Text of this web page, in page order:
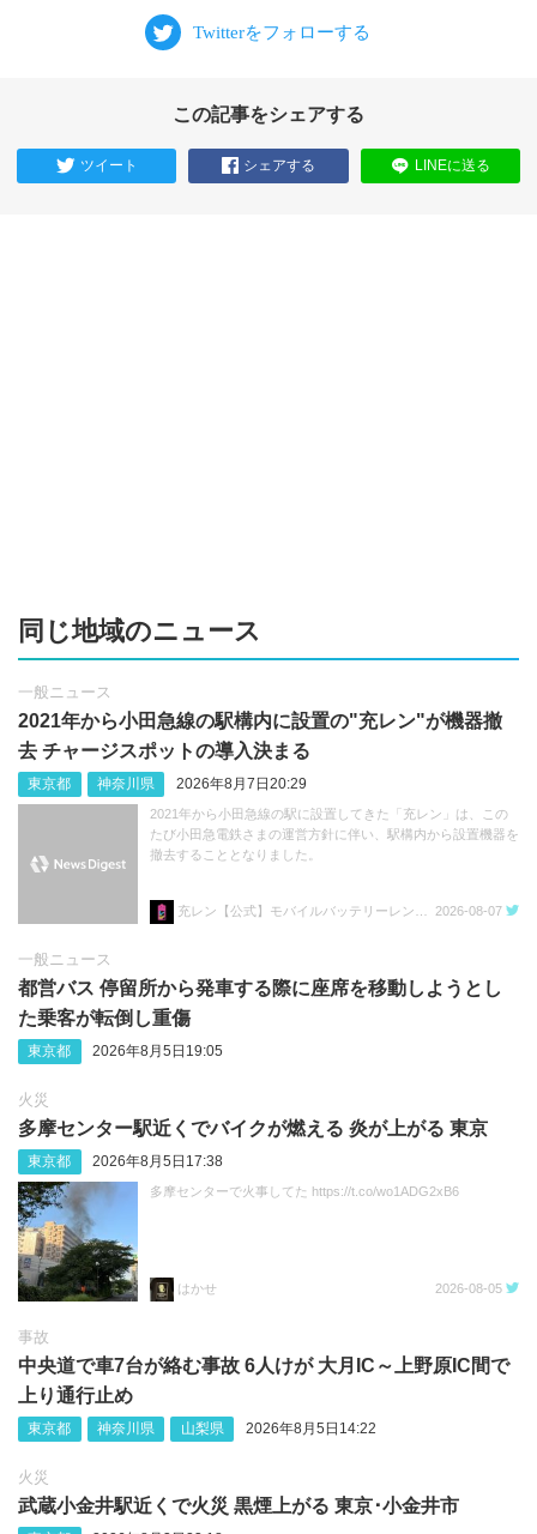
この記事をシェアする
ツイート シェアする LINEに送る
同じ地域のニュース
一般ニュース
2021年から小田急線の駅構内に設置の"充レン"が機器撤
去 チャージスポットの導入決まる
東京都 神奈川県 2026年8月7日20:29
2021年から小田急線の駅に設置してきた「充レン」は、この
たび小田急電鉄さまの運営方針に伴い、駅構内から設置機器を
撤去することとなりました。
2026-08-07
一般ニュース
都営バス 停留所から発車する際に座席を移動しようとし
た乗客が転倒し重傷
東京都 2026年8月5日19:05
火災
多摩センター駅近くでバイクが燃える 炎が上がる 東京
東京都 2026年8月5日17:38
多摩センターで火事してた https://t.co/wo1ADG2xB6
はかせ 2026-08-05
事故
中央道で車7台が絡む事故 6人けが 大月IC～上野原IC間で
上り通行止め
東京都 神奈川県 山梨県 2026年8月5日14:22
火災
武蔵小金井駅近くで火災 黒煙上がる 東京･小金井市